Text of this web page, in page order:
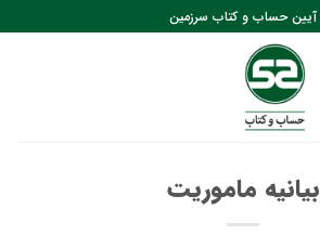
آیین حساب و کتاب سرزمین
بیانیه ماموریت